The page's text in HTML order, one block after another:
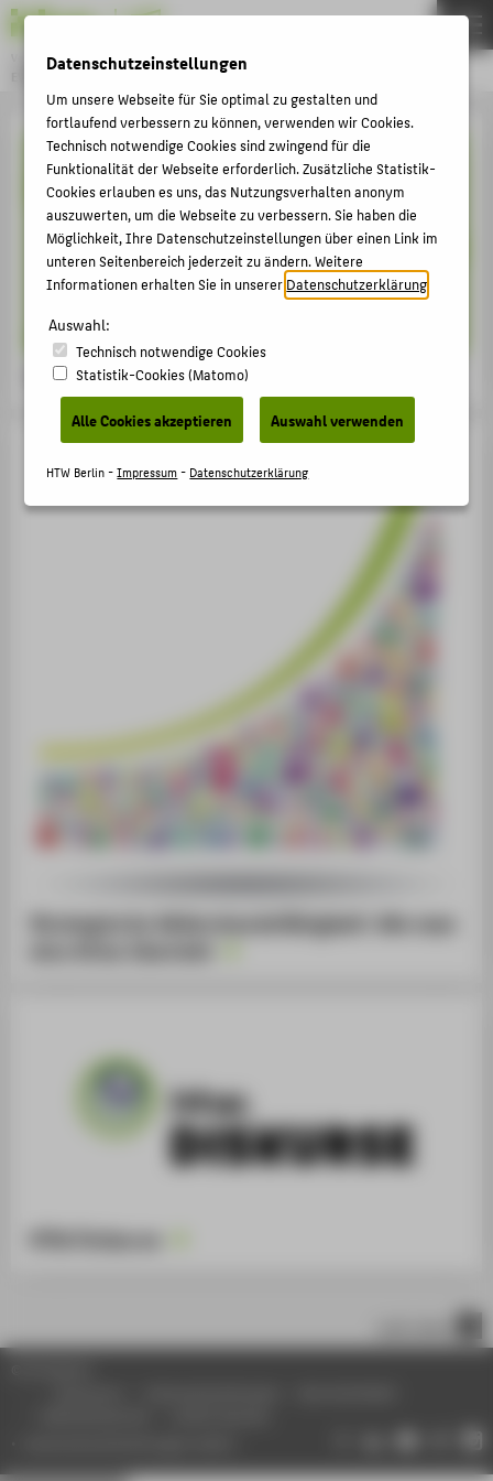
Veranstaltungsreihen & Konferenzen
EVENTS
Menu
Spree Talk
Strategische Widerstandsfähigkeit: Wie man
HTW Diskurse
THEMEN
HOCHSCHULE
STUDIUM
FORSCHUNG
GESELLSCHAFT
ÜBER DIESE WEBSEITE
ZENTRALE NEWS & EVENTS
Datenschutzeinstellungen
Um unsere Webseite für Sie optimal zu gestalten und
fortlaufend verbessern zu können, verwenden wir Cookies.
Technisch notwendige Cookies sind zwingend für die
Funktionalität der Webseite erforderlich. Zusätzliche Statistik-
Cookies erlauben es uns, das Nutzungsverhalten anonym
auszuwerten, um die Webseite zu verbessern. Sie haben die
Möglichkeit, Ihre Datenschutzeinstellungen über einen Link im
unteren Seitenbereich jederzeit zu ändern. Weitere
Informationen erhalten Sie in unsererDatenschutzerklärung
Auswahl:
Technisch notwendige Cookies
Statistik-Cookies (Matomo)
Alle Cookies akzeptieren Auswahl verwenden
HTW Berlin -Impressum- Datenschutzerklärung